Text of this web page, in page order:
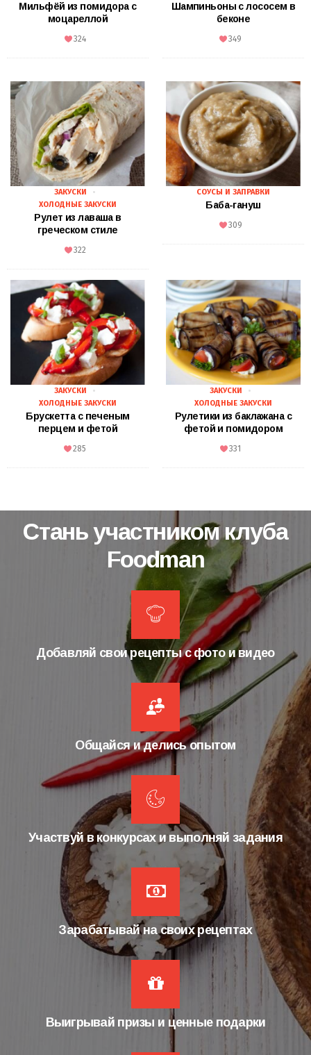
Мильфёй из помидора с
моцареллой
324
Шампиньоны с лососем в
беконе
349
ЗАКУСКИ
ХОЛОДНЫЕ ЗАКУСКИ
Рулет из лаваша в
греческом стиле
322
СОУСЫ И ЗАПРАВКИ
Баба-гануш
309
ЗАКУСКИ
ХОЛОДНЫЕ ЗАКУСКИ
Брускетта с печеным
перцем и фетой
285
ЗАКУСКИ
ХОЛОДНЫЕ ЗАКУСКИ
Рулетики из баклажана с
фетой и помидором
331
Стань участником клуба
Foodman
Добавляй свои рецепты с фото и видео
Общайся и делись опытом
Участвуй в конкурсах и выполняй задания
Зарабатывай на своих рецептах
Выигрывай призы и ценные подарки